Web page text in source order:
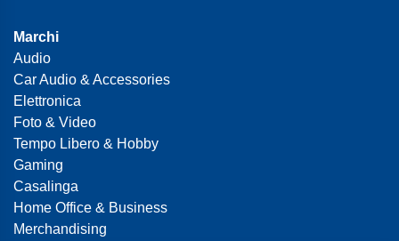
Marchi
Audio
Car Audio & Accessories
Elettronica
Foto & Video
Tempo Libero & Hobby
Gaming
Casalinga
Home Office & Business
Merchandising